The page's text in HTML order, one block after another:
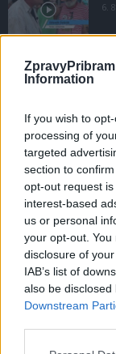
Information
If you wish to
processing of
targeted
section to
opt-out request
interest-based
us or personal
your opt-out.
disclosure of
IAB’s list of
also be
Downstream
6.
3.
14.